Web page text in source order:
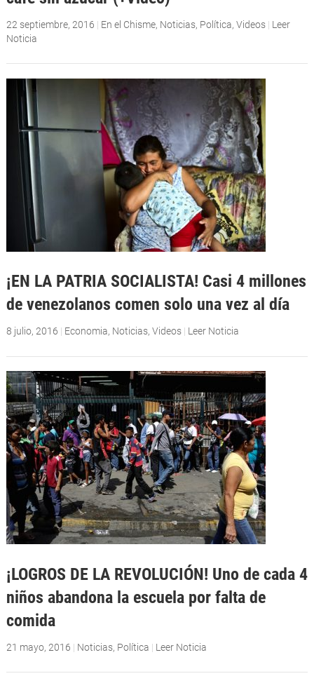
22 septiembre, 2016 | En el Chisme, Noticias, Política, Videos | Leer
Noticia
¡EN LA PATRIA SOCIALISTA! Casi 4 millones
de venezolanos comen solo una vez al día
8 julio, 2016 | Economia, Noticias, Videos | Leer Noticia
¡LOGROS DE LA REVOLUCIÓN! Uno de cada 4
niños abandona la escuela por falta de
comida
21 mayo, 2016 | Noticias, Política | Leer Noticia